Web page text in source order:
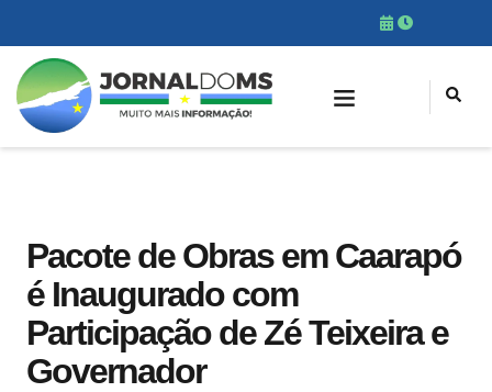
Pacote de Obras em Caarapó
é Inaugurado com
Participação de Zé Teixeira e
Governador